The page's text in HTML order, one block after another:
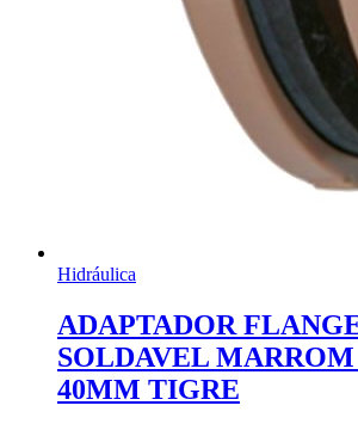
Hidráulica
ADAPTADOR
SOLDAVEL MARROM
40MM TIGRE